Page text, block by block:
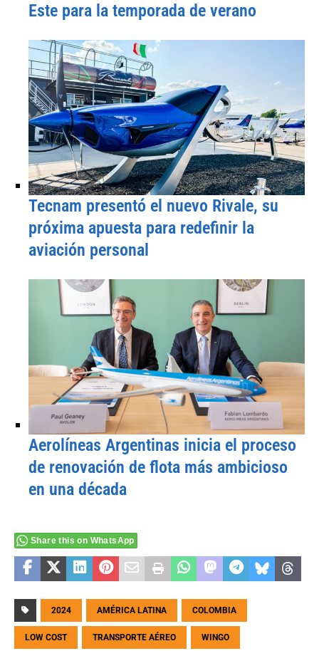
Este para la temporada de verano
Tecnam presentó el nuevo Rivale, su
próxima apuesta para redefinir la
aviación personal
Aerolíneas Argentinas inicia el proceso
de renovación de flota más ambicioso
en una década
Share this on WhatsApp
2024 AMÉRICA LATINA COLOMBIA
LOW COST TRANSPORTE AÉREO WINGO